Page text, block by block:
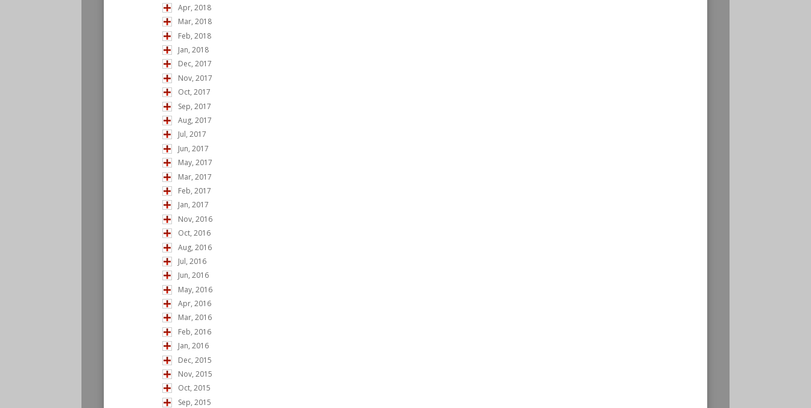
Apr, 2018
Mar, 2018
Feb, 2018
Jan, 2018
Dec, 2017
Nov, 2017
Oct, 2017
Sep, 2017
Aug, 2017
Jul, 2017
Jun, 2017
May, 2017
Mar, 2017
Feb, 2017
Jan, 2017
Nov, 2016
Oct, 2016
Aug, 2016
Jul, 2016
Jun, 2016
May, 2016
Apr, 2016
Mar, 2016
Feb, 2016
Jan, 2016
Dec, 2015
Nov, 2015
Oct, 2015
Sep, 2015